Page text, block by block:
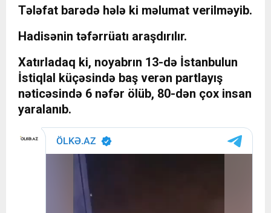
Tələfat barədə hələ ki məlumat verilməyib.
Hadisənin təfərrüatı araşdırılır.
Xatırladaq ki, noyabrın 13-də İstanbulun
İstiqlal küçəsində baş verən partlayış
nəticəsində 6 nəfər ölüb, 80-dən çox insan
yaralanıb.